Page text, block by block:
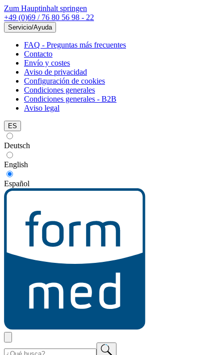
Zum Hauptinhalt springen
+49 (0)69 / 76 80 56 98 - 22
Servicio/Ayuda
FAQ - Preguntas más frecuentes
Contacto
Envío y costes
Aviso de privacidad
Configuración de cookies
Condiciones generales
Condiciones generales - B2B
Aviso legal
ES
Deutsch
English
Español